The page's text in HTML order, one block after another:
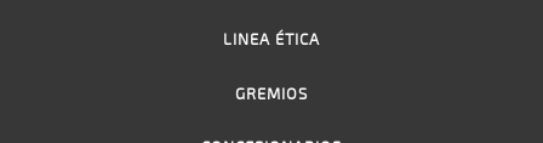
LINEA ÉTICA
GREMIOS